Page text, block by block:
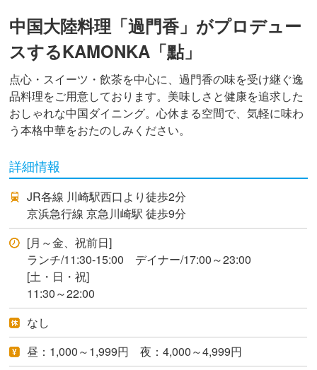
中国大陸料理「過門香」がプロデュー
スするKAMONKA「點」
点心・スイーツ・飲茶を中心に、過門香の味を受け継ぐ逸
品料理をご用意しております。美味しさと健康を追求した
おしゃれな中国ダイニング。心休まる空間で、気軽に味わ
う本格中華をおたのしみください。
詳細情報
JR各線 川崎駅西口より徒歩2分
京浜急行線 京急川崎駅 徒歩9分
[月～金、祝前日]
ランチ/11:30-15:00 デイナー/17:00～23:00
[土・日・祝]
11:30～22:00
なし
昼：1,000～1,999円 夜：4,000～4,999円